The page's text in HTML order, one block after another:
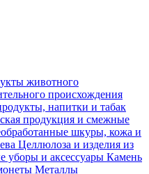
животного
происхождения
напитки и табак
продукция и смежные
шкуры, кожа и
Целлюлоза и изделия из
уборы и аксессуары Камень
Металлы